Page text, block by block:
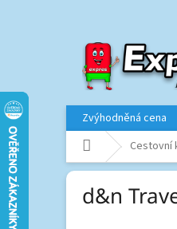
Zvýhodněná cena
Domů Cestovní
d&n